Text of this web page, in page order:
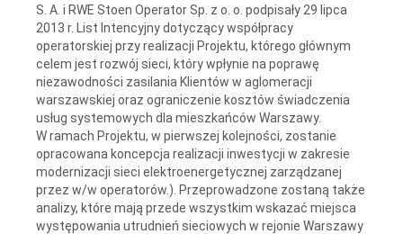
S. A. i RWE Stoen Operator Sp. z o. o. podpisały 29 lipca
2013 r. List Intencyjny dotyczący współpracy
operatorskiej przy realizacji Projektu, którego głównym
celem jest rozwój sieci, który wpłynie na poprawę
niezawodności zasilania Klientów w aglomeracji
warszawskiej oraz ograniczenie kosztów świadczenia
usług systemowych dla mieszkańców Warszawy.
W ramach Projektu, w pierwszej kolejności, zostanie
opracowana koncepcja realizacji inwestycji w zakresie
modernizacji sieci elektroenergetycznej zarządzanej
przez w/w operatorów.). Przeprowadzone zostaną także
analizy, które mają przede wszystkim wskazać miejsca
występowania utrudnień sieciowych w rejonie Warszawy